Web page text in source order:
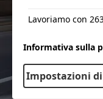
Lavoriamo con
Informativa sulla
Impostazioni